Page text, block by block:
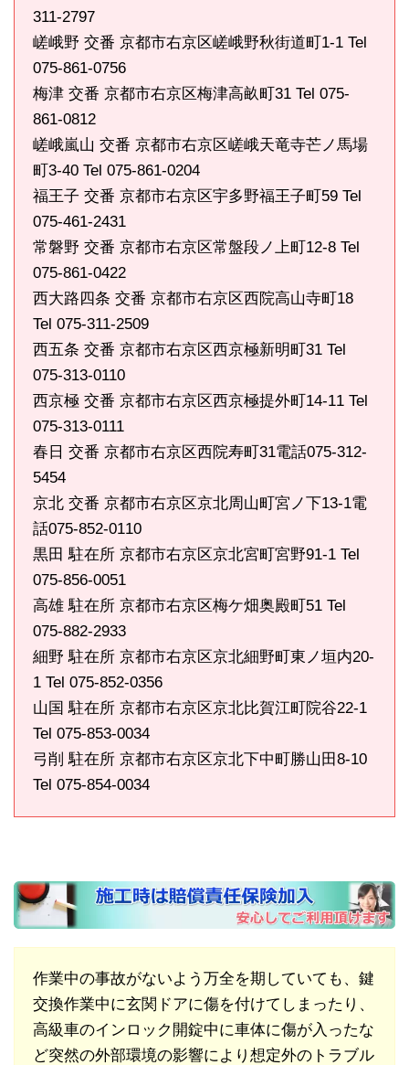
311-2797
嵯峨野 交番 京都市右京区嵯峨野秋街道町1-1 Tel
075-861-0756
梅津 交番 京都市右京区梅津高畝町31 Tel 075-
861-0812
嵯峨嵐山 交番 京都市右京区嵯峨天竜寺芒ノ馬場
町3-40 Tel 075-861-0204
福王子 交番 京都市右京区宇多野福王子町59 Tel
075-461-2431
常磐野 交番 京都市右京区常盤段ノ上町12-8 Tel
075-861-0422
西大路四条 交番 京都市右京区西院高山寺町18
Tel 075-311-2509
西五条 交番 京都市右京区西京極新明町31 Tel
075-313-0110
西京極 交番 京都市右京区西京極提外町14-11 Tel
075-313-0111
春日 交番 京都市右京区西院寿町31電話075-312-
5454
京北 交番 京都市右京区京北周山町宮ノ下13-1電
話075-852-0110
黒田 駐在所 京都市右京区京北宮町宮野91-1 Tel
075-856-0051
高雄 駐在所 京都市右京区梅ケ畑奥殿町51 Tel
075-882-2933
細野 駐在所 京都市右京区京北細野町東ノ垣内20-
1 Tel 075-852-0356
山国 駐在所 京都市右京区京北比賀江町院谷22-1
Tel 075-853-0034
弓削 駐在所 京都市右京区京北下中町勝山田8-10
Tel 075-854-0034
作業中の事故がないよう万全を期していても、鍵
交換作業中に玄関ドアに傷を付けてしまったり、
高級車のインロック開錠中に車体に傷が入ったな
ど突然の外部環境の影響により想定外のトラブル